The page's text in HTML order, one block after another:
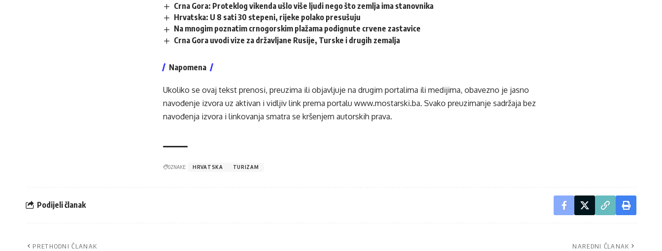
Crna Gora: Proteklog vikenda ušlo više ljudi nego što zemlja ima stanovnika
Hrvatska: U 8 sati 30 stepeni, rijeke polako presušuju
Na mnogim poznatim crnogorskim plažama podignute crvene zastavice
Crna Gora uvodi vize za državljane Rusije, Turske i drugih zemalja
Napomena
Ukoliko se ovaj tekst prenosi, preuzima ili objavljuje na drugim portalima ili medijima, obavezno je jasno
navođenje izvora uz aktivan i vidljiv link prema portalu www.mostarski.ba. Svako preuzimanje sadržaja bez
navođenja izvora i linkovanja smatra se kršenjem autorskih prava.
OZNAKE: HRVATSKA TURIZAM
Podijeli članak
PRETHODNI ČLANAK NAREDNI ČLANAK